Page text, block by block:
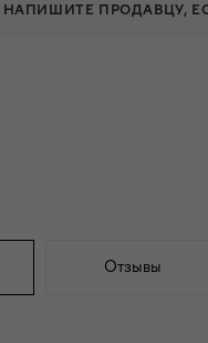
НАПИШИТЕ ПРОДАВЦУ,
Отзывы